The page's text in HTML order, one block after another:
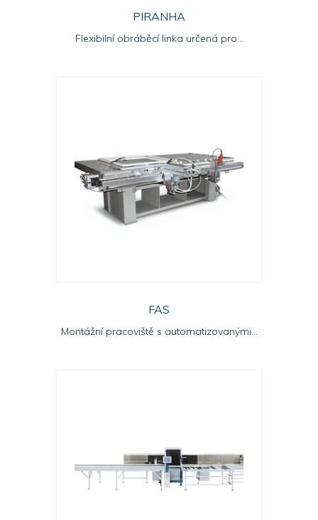
PIRANHA
Flexibilní obráběcí linka určená pro...
FAS
Montážní pracoviště s automatizovanými...